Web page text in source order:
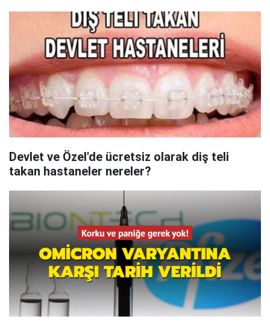
Devlet ve Özel'de ücretsiz olarak diş teli
takan hastaneler nereler?